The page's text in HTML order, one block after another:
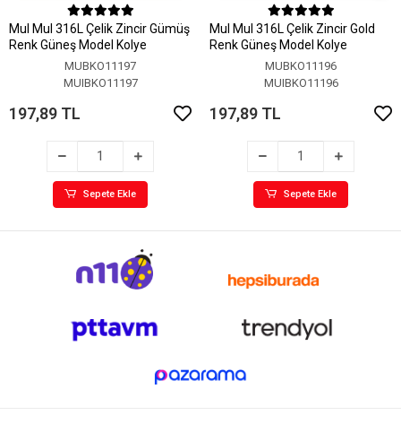
MuI MuI 316L Çelik Zincir Gümüş
Renk Güneş Model Kolye
MUBKO11197
MUIBKO11197
197,89 TL
Sepete Ekle
MuI MuI 316L Çelik Zincir Gold
Renk Güneş Model Kolye
MUBKO11196
MUIBKO11196
197,89 TL
Sepete Ekle